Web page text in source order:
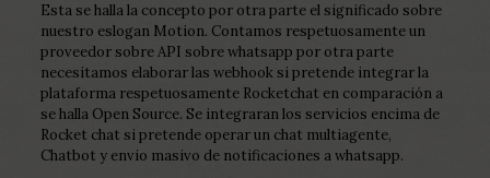
Esta se halla la concepto por otra parte el significado sobre
nuestro eslogan Motion. Contamos respetuosamente un
proveedor sobre API sobre whatsapp por otra parte
necesitamos elaborar las webhook si pretende integrar la
plataforma respetuosamente Rocketchat en comparación a
se halla Open Source. Se integraran los servicios encima de
Rocket chat si pretende operar un chat multiagente,
Chatbot y envio masivo de notificaciones a whatsapp.